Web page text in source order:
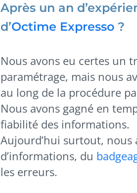
Après un an
d’Octime Expresso?
Nous avons eu certes un
paramétrage, mais nous
au long de la procédure
Nous avons gagné en
fiabilité des informations.
Aujourd’hui surtout,
d’informations, du
les erreurs.